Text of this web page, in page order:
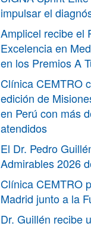
impulsar el
Amplicel recibe el
Excelencia en
en los Premios A
Clínica CEMTRO
edición de
en Perú con más
atendidos
El Dr. Pedro
Admirables 2026
Clínica CEMTRO
Madrid junto a la
Dr. Guillén recibe